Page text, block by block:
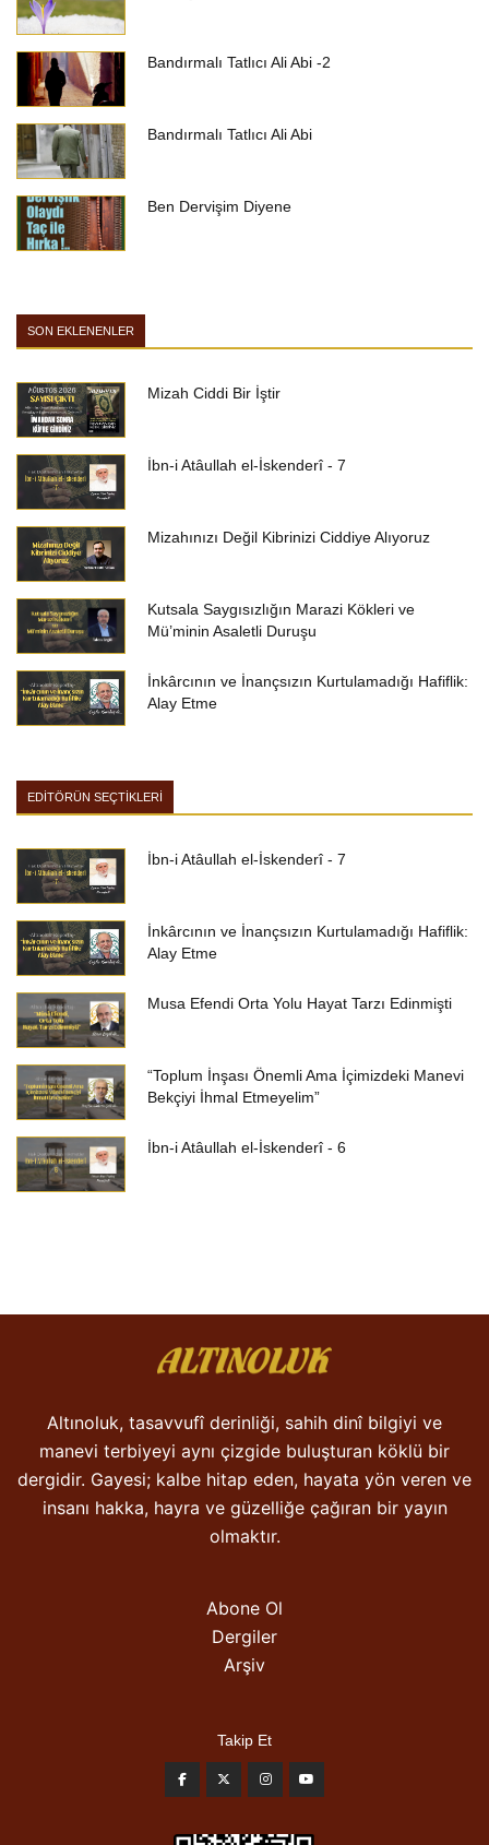
Bandırmalı Tatlıcı Ali Abi -2
Bandırmalı Tatlıcı Ali Abi
Ben Dervişim Diyene
SON EKLENENLER
Mizah Ciddi Bir İştir
İbn-i Atâullah el-İskenderî - 7
Mizahınızı Değil Kibrinizi Ciddiye Alıyoruz
Kutsala Saygısızlığın Marazi Kökleri ve
Mü’minin Asaletli Duruşu
İnkârcının ve İnançsızın Kurtulamadığı Hafiflik:
Alay Etme
EDİTÖRÜN SEÇTİKLERİ
İbn-i Atâullah el-İskenderî - 7
İnkârcının ve İnançsızın Kurtulamadığı Hafiflik:
Alay Etme
Musa Efendi Orta Yolu Hayat Tarzı Edinmişti
“Toplum İnşası Önemli Ama İçimizdeki Manevi
Bekçiyi İhmal Etmeyelim”
İbn-i Atâullah el-İskenderî - 6
Altınoluk, tasavvufî derinliği, sahih dinî bilgiyi ve
manevi terbiyeyi aynı çizgide buluşturan köklü bir
dergidir. Gayesi; kalbe hitap eden, hayata yön veren ve
insanı hakka, hayra ve güzelliğe çağıran bir yayın
olmaktır.
Abone Ol
Dergiler
Arşiv
Takip Et